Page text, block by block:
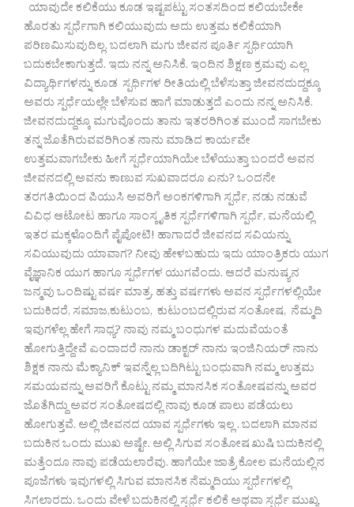
ಯಾವುದೇ ಕಲಿಕೆಯು ಕೂಡ ಇಷ್ಟಪಟ್ಟು ಸಂತಸದಿಂದ ಕಲಿಯಬೇಕೇ
ಹೊರತು ಸ್ಪರ್ಧೆಗಾಗಿ ಕಲಿಯುವುದು ಅದು ಉತ್ತಮ ಕಲಿಕೆಯಾಗಿ
ಪರಿಣಮಿಸುವುದಿಲ್ಲ. ಬದಲಾಗಿ ಮಗು ಜೀವನ ಪೂರ್ತಿ ಸ್ಪರ್ಧಿಯಾಗಿ
ಬದುಕಬೇಕಾಗುತ್ತದೆ. ಇದು ನನ್ನ ಅನಿಸಿಕೆ. ಇಂದಿನ ಶಿಕ್ಷಣ ಕ್ರಮವು ಎಲ್ಲ
ವಿದ್ಯಾರ್ಥಿಗಳನ್ನು ಕೂಡ ಸ್ಪರ್ಧಿಗಳ ರೀತಿಯಲ್ಲಿ ಬೆಳೆಸುತ್ತಾ ಜೀವನದುದ್ದಕ್ಕೂ
ಅವರು ಸ್ಪರ್ಧೆಯಲ್ಲೇ ಬೆಳೆಸುವ ಹಾಗೆ ಮಾಡುತ್ತದೆ ಎಂದು ನನ್ನ ಅನಿಸಿಕೆ.
ಜೀವನದುದ್ದಕ್ಕೂ ಮಗುವೊಂದು ತಾನು ಇತರರಿಗಿಂತ ಮುಂದೆ ಸಾಗಬೇಕು
ತನ್ನ ಜೊತೆಗಿರುವವರಿಗಿಂತ ನಾನು ಮಾಡಿದ ಕಾರ್ಯವೇ
ಉತ್ತಮವಾಗಬೇಕು ಹೀಗೆ ಸ್ಪರ್ಧೆಯಾಗಿಯೇ ಬೆಳೆಯುತ್ತಾ ಬಂದರೆ ಅವನ
ಜೀವನದಲ್ಲಿ ಅವನು ಕಾಣುವ ಸುಖವಾದರೂ ಏನು? ಒಂದನೇ
ತರಗತಿಯಿಂದ ಪಿಯುಸಿ ಅವರಿಗೆ ಅಂಕಗಳಿಗಾಗಿ ಸ್ಪರ್ಧೆ, ನಡು ನಡುವೆ
ವಿವಿಧ ಆಟೋಟ ಹಾಗೂ ಸಾಂಸ್ಕೃತಿಕ ಸ್ಪರ್ಧೆಗಳಿಗಾಗಿ ಸ್ಪರ್ಧೆ, ಮನೆಯಲ್ಲಿ
ಇತರ ಮಕ್ಕಳೊಂದಿಗೆ ಪೈಪೋಟಿ! ಹಾಗಾದರೆ ಜೀವನದ ಸವಿಯನ್ನು
ಸವಿಯುವುದು ಯಾವಾಗ? ನೀವು ಹೇಳಬಹುದು ಇದು ಯಾಂತ್ರಿಕರು ಯುಗ
ವೈಜ್ಞಾನಿಕ ಯುಗ ಹಾಗೂ ಸ್ಪರ್ಧೆಗಳ ಯುಗವೆಂದು. ಆದರೆ ಮನುಷ್ಯನ
ಜನ್ಮವು ಒಂದಿಷ್ಟು ವರ್ಷ ಮಾತ್ರ. ಹತ್ತು ವರ್ಷಗಳು ಅವನ ಸ್ಪರ್ಧೆಗಳಲ್ಲಿಯೇ
ಬದುಕಿದರೆ, ಸಮಾಜ,ಕುಟುಂಬ, ಕುಟುಂಬದಲ್ಲಿರುವ ಸಂತೋಷ, ನೆಮ್ಮದಿ
ಇವುಗಳೆಲ್ಲ ಹೇಗೆ ಸಾಧ್ಯ? ನಾವು ನಮ್ಮ ಬಂಧುಗಳ ಮದುವೆಯಂತೆ
ಹೋಗುತ್ತಿದ್ದೇವೆ ಎಂದಾದರೆ ನಾನು ಡಾಕ್ಟರ್ ನಾನು ಇಂಜಿನಿಯರ್ ನಾನು
ಶಿಕ್ಷಕ ನಾನು ಮೆಕ್ಯಾನಿಕ್ ಇವನ್ನೆಲ್ಲ ಬದಿಗಿಟ್ಟು ಬಂಧುವಾಗಿ ನಮ್ಮ ಉತ್ತಮ
ಸಮಯವನ್ನು ಅವರಿಗೆ ಕೊಟ್ಟು ನಮ್ಮ ಮಾನಸಿಕ ಸಂತೋಷವನ್ನು ಅವರ
ಜೊತೆಗಿದ್ದು ಅವರ ಸಂತೋಷದಲ್ಲಿ ನಾವು ಕೂಡ ಪಾಲು ಪಡೆಯಲು
ಹೋಗುತ್ತವೆ. ಅಲ್ಲಿ ಜೀವನದ ಯಾವ ಸ್ಪರ್ಧೆಗಳು ಇಲ್ಲ . ಬದಲಾಗಿ ಮಾನವ
ಬದುಕಿನ ಒಂದು ಮುಖ ಅಷ್ಟೇ. ಅಲ್ಲಿ ಸಿಗುವ ಸಂತೋಷ ಖುಷಿ ಬದುಕಿನಲ್ಲಿ
ಮತ್ತೆಂದೂ ನಾವು ಪಡೆಯಲಾರೆವು. ಹಾಗೆಯೇ ಜಾತ್ರೆ ಕೋಲ ಮನೆಯಲ್ಲಿನ
ಪೂಜೆಗಳು ಇವುಗಳಲ್ಲಿ ಸಿಗುವ ಮಾನಸಿಕ ನೆಮ್ಮದಿಯು ಸ್ಪರ್ಧೆಗಳಲ್ಲಿ
ಸಿಗಲಾರದು. ಒಂದು ವೇಳೆ ಬದುಕಿನಲ್ಲಿ ಸ್ಪರ್ಧೆ ಕಲಿಕೆ ಅಥವಾ ಸ್ಪರ್ಧೆ ಮುಖ್ಯ